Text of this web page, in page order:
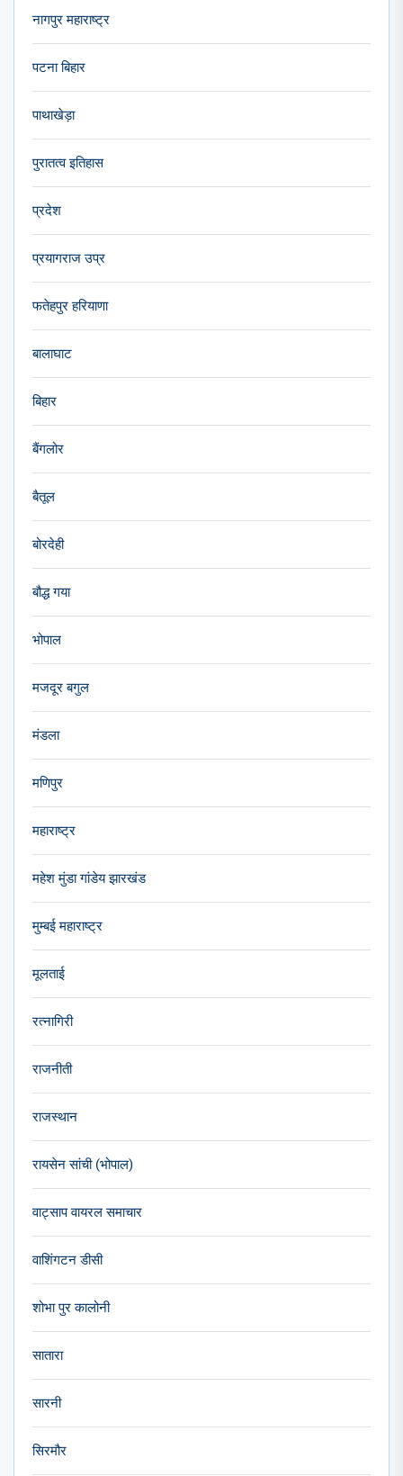
नागपुर महाराष्ट्र
पटना बिहार
पाथाखेड़ा
पुरातत्व इतिहास
प्रदेश
प्रयागराज उप्र
फतेहपुर हरियाणा
बालाघाट
बिहार
बैंगलोर
बैतूल
बोरदेही
बौद्ध गया
भोपाल
मजदूर बगुल
मंडला
मणिपुर
महाराष्ट्र
महेश मुंडा गांडेय झारखंड
मुम्बई महाराष्ट्र
मूलताई
रत्नागिरी
राजनीती
राजस्थान
रायसेन सांची (भोपाल)
वाट्साप वायरल समाचार
वाशिंगटन डीसी
शोभा पुर कालोनी
सातारा
सारनी
सिरमौर